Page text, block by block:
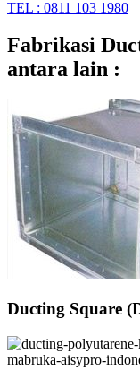
TEL : 0811 103 1980
Fabrikasi
antara lain :
Ducting Square